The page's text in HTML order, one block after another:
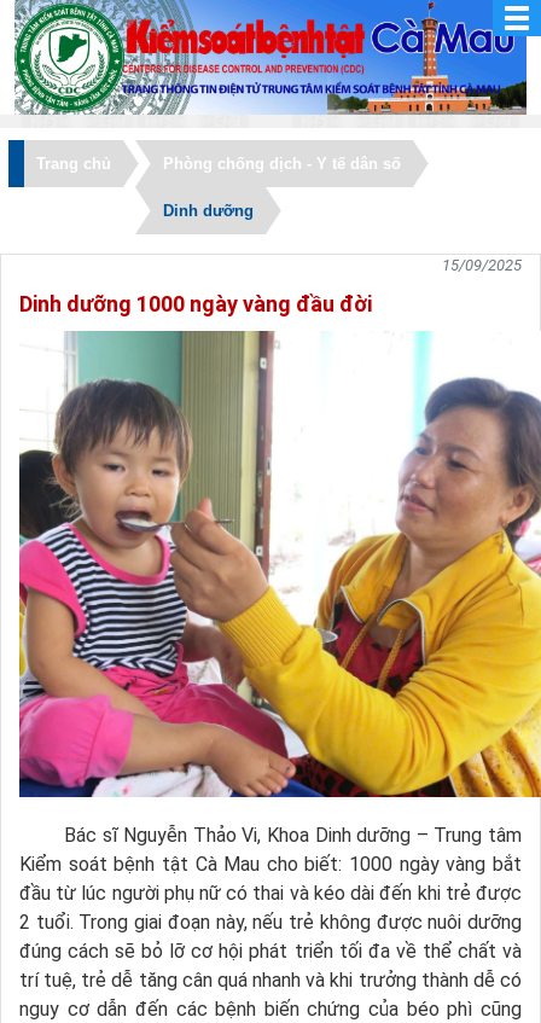
Trang chủ Phòng chống dịch - Y tế dân số
Dinh dưỡng
15/09/2025
Dinh dưỡng 1000 ngày vàng đầu đời
Bác sĩ Nguyễn Thảo Vi, Khoa Dinh dưỡng – Trung tâm
Kiểm soát bệnh tật Cà Mau cho biết: 1000 ngày vàng bắt
đầu từ lúc người phụ nữ có thai và kéo dài đến khi trẻ được
2 tuổi. Trong giai đoạn này, nếu trẻ không được nuôi dưỡng
đúng cách sẽ bỏ lỡ cơ hội phát triển tối đa về thể chất và
trí tuệ, trẻ dễ tăng cân quá nhanh và khi trưởng thành dễ có
nguy cơ dẫn đến các bệnh biến chứng của béo phì cũng